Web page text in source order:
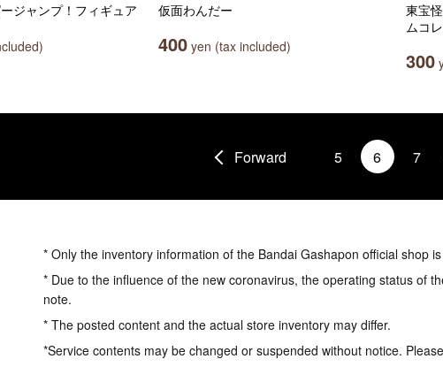
ジャンプ！フィギュア 仮面わんだー
400 yen (tax included)
東宝
ムコ
300
Forward 5 6 7
* Only the inventory information of the Bandai Gashapon official shop
* Due to the influence of the new coronavirus, the operating status of
note.
* The posted content and the actual store inventory may differ.
*Service contents may be changed or suspended without notice.